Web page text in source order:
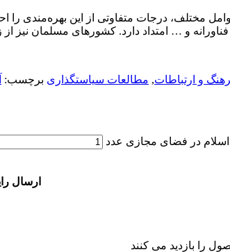
مختلف، درجات متفاوتی از این بهره‌مندی
فناورانه و … امتداد دارد. کشورهای مسلمان
و ارتباطات, مطالعات سیاستگذاری برچسب:
در فضای مجازی عدد
ارسال
را بازدید می کنند